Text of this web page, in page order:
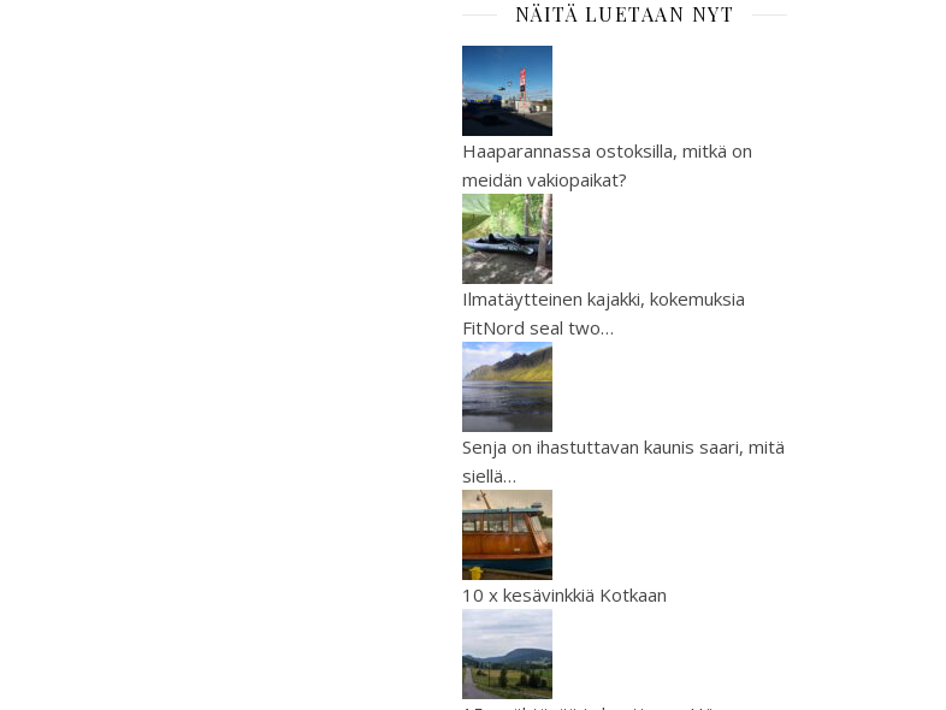
NÄITÄ LUETAAN NYT
Haaparannassa ostoksilla, mitkä on
meidän vakiopaikat?
Ilmatäytteinen kajakki, kokemuksia
FitNord seal two…
Senja on ihastuttavan kaunis saari, mitä
siellä…
10 x kesävinkkiä Kotkaan